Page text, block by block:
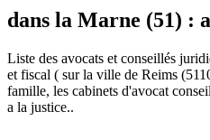
dans la Marne (51) :
Liste des avocats et conseillés
et fiscal ( sur la ville de Reims
famille, les cabinets d'avocat
a la justice..